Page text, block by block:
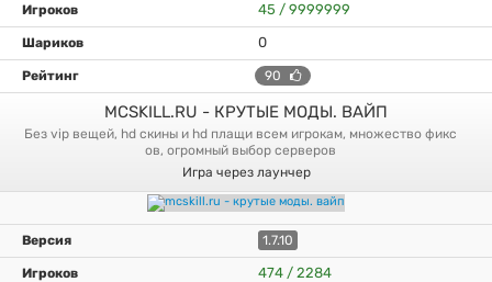
45 / 9999999
0
90
MCSKILL.RU - КРУТЫЕ МОДЫ. ВАЙП
без vip вещей, hd скины и hd плащи всем игрокам, множество фикс
ов, огромный выбор серверов
Игра через лаунчер
1.7.10
474 / 2284